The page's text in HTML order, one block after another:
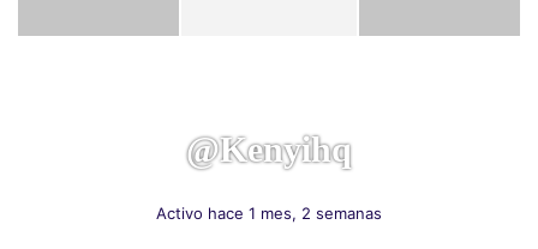
@kenyihq
Activo hace 1 mes, 2 semanas